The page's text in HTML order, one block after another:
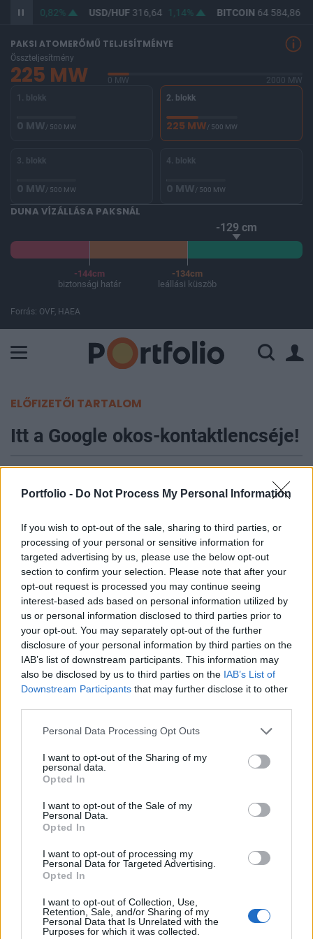
Portfolio - Do Not Process My Personal Information
If you wish to opt-out of the sale, sharing to third parties, or
processing of your personal or sensitive information for
targeted advertising by us, please use the below opt-out
section to confirm your selection. Please note that after your
opt-out request is processed you may continue seeing
interest-based ads based on personal information utilized by
us or personal information disclosed to third parties prior to
your opt-out. You may separately opt-out of the further
disclosure of your personal information by third parties on the
IAB’s list of downstream participants. This information may
also be disclosed by us to third parties on the IAB’s List of
Downstream Participants that may further disclose it to other
Personal Data Processing Opt Outs
I want to opt-out of the Sharing of my
personal data.
Opted In
I want to opt-out of the Sale of my
Personal Data.
Opted In
I want to opt-out of processing my
Personal Data for Targeted Advertising.
Opted In
I want to opt-out of Collection, Use,
Retention, Sale, and/or Sharing of my
Personal Data that Is Unrelated with the
Purposes for which it was collected.
364,69 0,82% USD/HUF316,64 1,14% BITCOIN 64 584,86
PAKSI ATOMERŐMŰ TELJESÍTMÉNYE
Összteljesítmény
225 MW 0 MW
2000 MW
1. blokk
0 MW/ 500 MW
2. blokk
225 MW/ 500 MW
3. blokk
0 MW/ 500 MW
4. blokk
0 MW/ 500 MW
DUNA VÍZÁLLÁSA PAKSNÁL
-129 cm
-144cm
biztonsági határ
-134cm
leállási küszöb
Forrás: OVF, HAEA
ELŐFIZETŐI TARTALOM
Itt a Google okos-kontaktlencséje!
Portfolio
2014. január 17. 08:49
Az "internet of things" korszaka már nem csak a
távoli jövő, a jelek azt mutatják, hogy az internet
lassan minden eszközbe beköltözik, az életünk
minden területén. Szinte naponta érkeznek a hírek
újabb "okoseszközökről", lassan már unalmasak
az elképesztőbbnél elképesztőbb ötletek. Most a
Google az egészségügyi vonal felé nyit. A cég a
blogján arról adott hírt, hogy "okos-
kontaktlencséket" tesztel, amely a
cukorbetegeknek segíthet.
tesztel a Google - közölte a társaság a hivatalos blogján. A
kontaktlencsék prototípusai miniatűr vércukorszint-mérő
szenzorokat és mobilchipet tartalmaznak. A Google
összedolgozik az amerikai élelmiszeripari és
gyógyszeripari felügyelettel (FDA), hogy ezekből a
prototípusokból piacra dobható termékeket gyártsanak...
KEDVES OLVASÓNK!
tartozik, melynek olvasása előfizetéses
regisztrációhoz kötött.